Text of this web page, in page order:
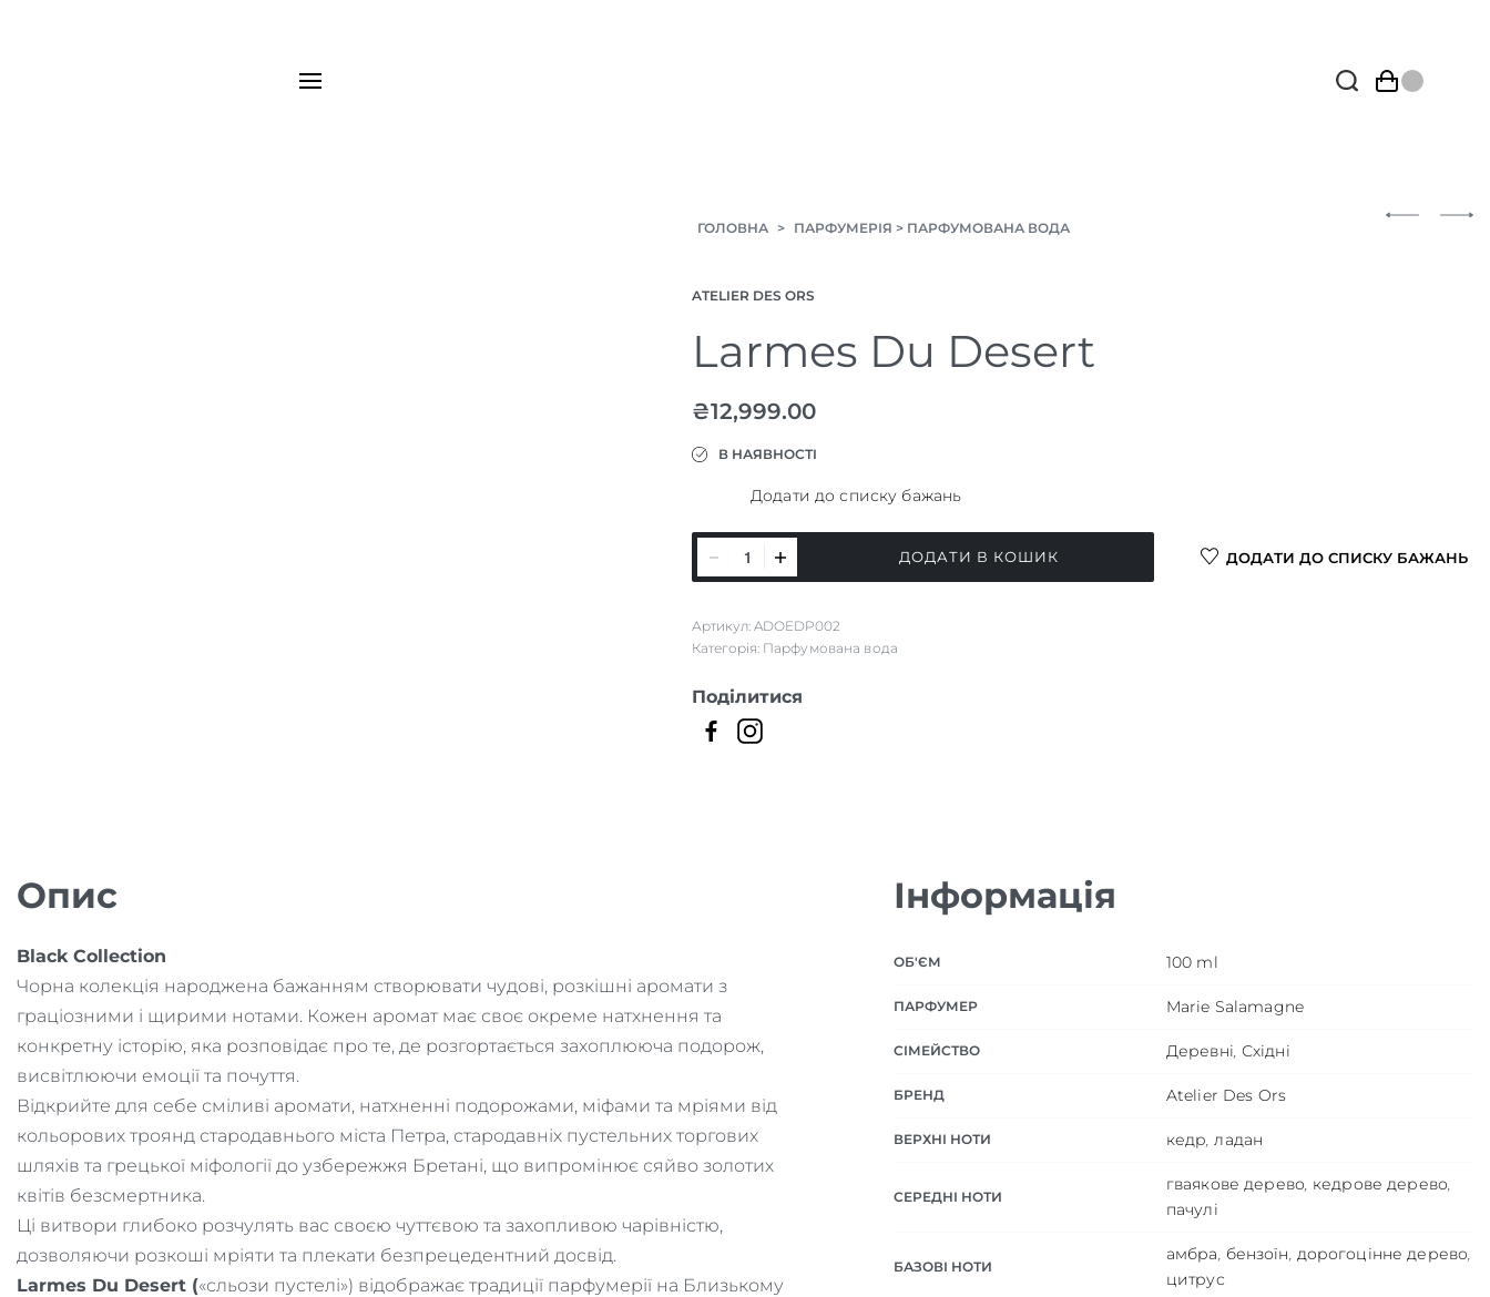
ГОЛОВНА > ПАРФУМЕРІЯ > ПАРФУМОВАНА ВОДА
ATELIER DES ORS
Larmes Du Desert
₴12,999.00
В НАЯВНОСТІ
Додати до списку бажань
Larmes
Du
кількість
ДОДАТИ В КОШИК ДОДАТИ ДО СПИСКУ БАЖАНЬ
Артикул: ADOEDP002
Категорія: Парфумована вода
Поділитися
Опис
Black Collection
Чорна колекція народжена бажанням створювати чудові, розкішні аромати з
граціозними і щирими нотами. Кожен аромат має своє окреме натхнення та
конкретну історію, яка розповідає про те, де розгортається захоплююча подорож,
висвітлюючи емоції та почуття.
Відкрийте для себе сміливі аромати, натхненні подорожами, міфами та мріями від
кольорових троянд стародавнього міста Петра, стародавніх пустельних торгових
шляхів та грецької міфології до узбережжя Бретані, що випромінює сяйво золотих
квітів безсмертника.
Ці витвори глибоко розчулять вас своєю чуттєвою та захопливою чарівністю,
дозволяючи розкоші мріяти та плекати безпрецедентний досвід.
Larmes Du Desert («сльози пустелі») відображає традиції парфумерії на Близькому
Інформація
ОБ'ЄМ 100 ml
ПАРФУМЕР Marie Salamagne
СІМЕЙСТВО Деревні, Східні
БРЕНД Atelier Des Ors
ВЕРХНІ НОТИ кедр,ладан
СЕРЕДНІ НОТИ
гваякове дерево, кедрове дерево,
пачулі
БАЗОВІ НОТИ
амбра, бензоїн, дорогоцінне дерево,
цитрус